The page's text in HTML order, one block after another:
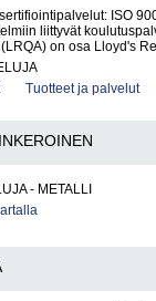
ISO
liittyvät
on osa Lloyd's
Tuotteet ja palvelut
INKEROINEN
- METALLI